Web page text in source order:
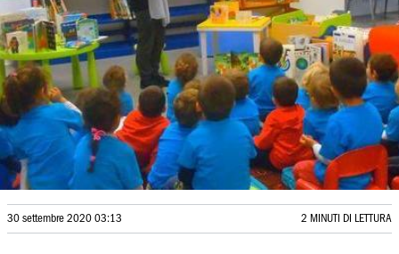
30 settembre 2020 03:13 2 MINUTI DI LETTURA